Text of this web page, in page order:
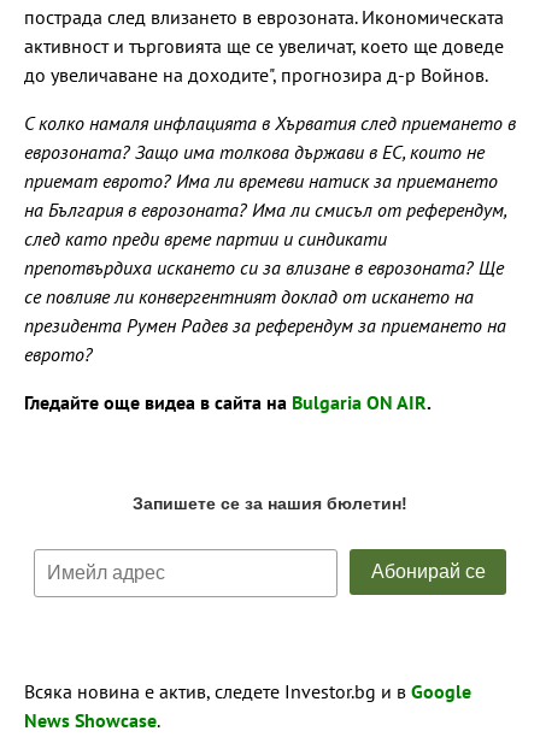
пострада след влизането в еврозоната. Икономическата
активност и търговията ще се увеличат, което ще доведе
до увеличаване на доходите", прогнозира д-р Войнов.
С колко намаля инфлацията в Хърватия след приемането в
еврозоната? Защо има толкова държави в ЕС, които не
приемат еврото? Има ли времеви натиск за приемането
на България в еврозоната? Има ли смисъл от референдум,
след като преди време партии и синдикати
препотвърдиха искането си за влизане в еврозоната? Ще
се повлияе ли конвергентният доклад от искането на
президента Румен Радев за референдум за приемането на
еврото?
Гледайте още видеа в сайта на Bulgaria ON AIR.
Всяка новина е актив, следете Investor.bg и в Google
News Showcase.